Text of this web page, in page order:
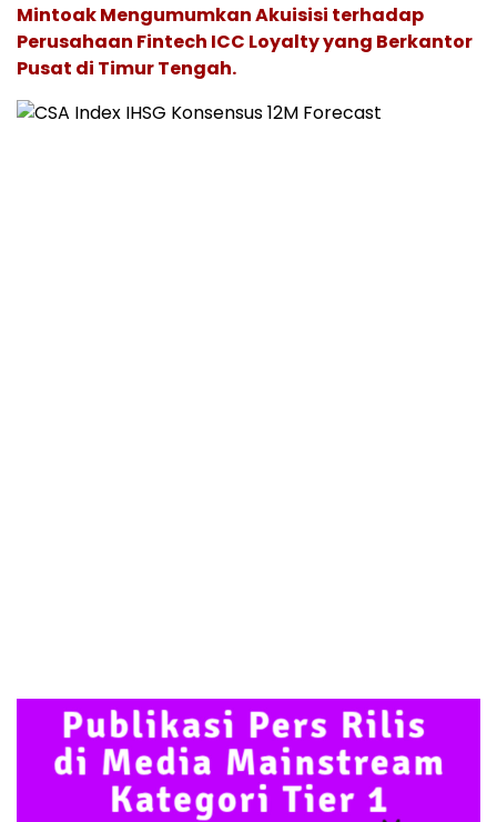
Mintoak Mengumumkan Akuisisi terhadap
Perusahaan Fintech ICC Loyalty yang Berkantor
Pusat di Timur Tengah.